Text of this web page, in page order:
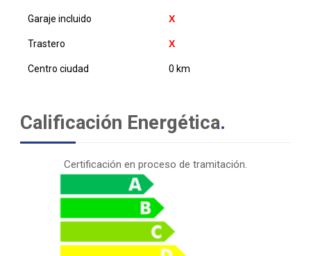
Garaje incluido
Trastero
Centro ciudad 0 km
Calificación Energética.
Certificación en proceso de tramitación.